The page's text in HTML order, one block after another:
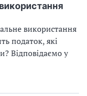
використання
податок, які
Відповідаємо у